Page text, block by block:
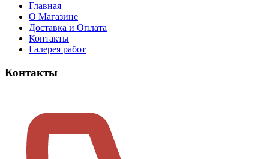
Главная
О Магазине
Доставка и Оплата
Контакты
Галерея работ
Контакты